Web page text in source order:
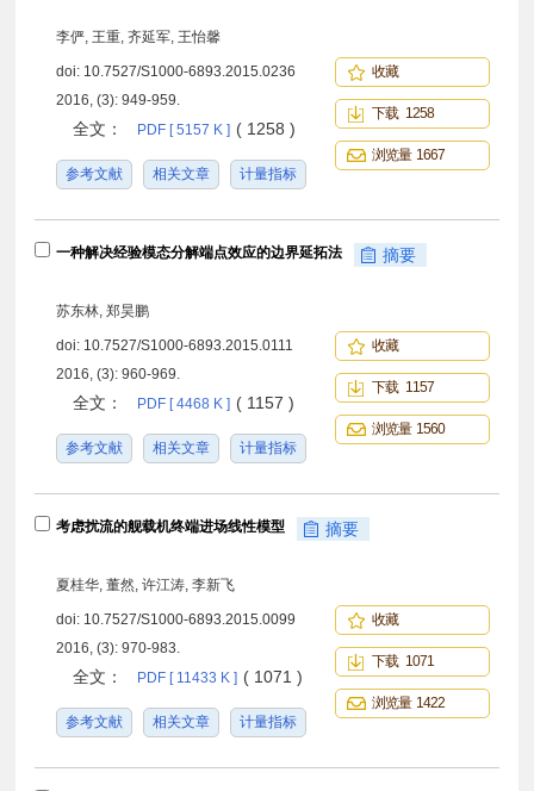
李俨, 王重, 齐延军, 王怡馨
doi: 10.7527/S1000-6893.2015.0236
2016, (3): 949-959.
全文： PDF [ 5157 K ] ( 1258 )
参考文献 相关文章 计量指标
收藏
下载 1258
浏览量 1667
一种解决经验模态分解端点效应的边界延拓法 摘要
苏东林, 郑昊鹏
doi: 10.7527/S1000-6893.2015.0111
2016, (3): 960-969.
全文： PDF [ 4468 K ] ( 1157 )
参考文献 相关文章 计量指标
收藏
下载 1157
浏览量 1560
考虑扰流的舰载机终端进场线性模型 摘要
夏桂华, 董然, 许江涛, 李新飞
doi: 10.7527/S1000-6893.2015.0099
2016, (3): 970-983.
全文： PDF [ 11433 K ] ( 1071 )
参考文献 相关文章 计量指标
收藏
下载 1071
浏览量 1422